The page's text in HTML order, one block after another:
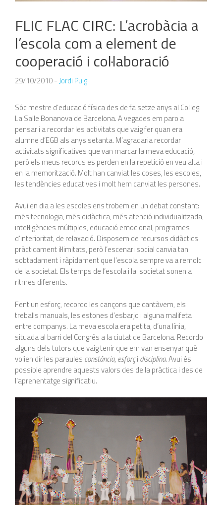
FLIC FLAC CIRC: L’acrobàcia a
l’escola com a element de
cooperació i col·laboració
29/10/2010-Jordi Puig
Sóc mestre d’educació física des de fa setze anys al Col·legi
La Salle Bonanova de Barcelona. A vegades em paro a
pensar i a recordar les activitats que vaig fer quan era
alumne d’EGB als anys setanta. M’agradaria recordar
activitats significatives que van marcar la meva educació,
però els meus records es perden en la repetició en veu alta i
en la memorització. Molt han canviat les coses, les escoles,
les tendències educatives i molt hem canviat les persones.
Avui en dia a les escoles ens trobem en un debat constant:
més tecnologia, més didàctica, més atenció individualitzada,
intel·ligències múltiples, educació emocional, programes
d’interioritat, de relaxació. Disposem de recursos didàctics
pràcticament il·limitats, però l’escenari social canvia tan
sobtadament i ràpidament que l’escola sempre va a remolc
de la societat. Els temps de l’escola i la societat sonen a
ritmes diferents.
Fent un esforç, recordo les cançons que cantàvem, els
treballs manuals, les estones d’esbarjo i alguna malifeta
entre companys. La meva escola era petita, d’una línia,
situada al barri del Congrés a la ciutat de Barcelona. Recordo
alguns dels tutors que vaig tenir que em van ensenyar què
volien dir les paraules constància, esforçi disciplina. Avui és
possible aprendre aquests valors des de la pràctica i des de
l’aprenentatge significatiu.